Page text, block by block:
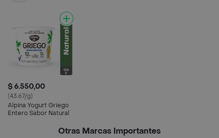
$ 6.550,00
(43.67/g)
Alpina Yogurt Griego
Entero Sabor Natural
Otras Marcas Importantes